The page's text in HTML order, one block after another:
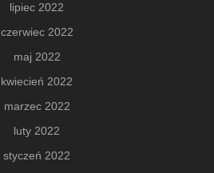
lipiec 2022
czerwiec 2022
maj 2022
kwiecień 2022
marzec 2022
luty 2022
styczeń 2022